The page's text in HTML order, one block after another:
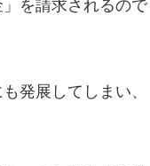
を請求されるので
発展してしまい、